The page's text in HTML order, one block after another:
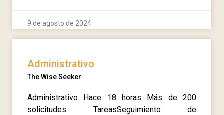
9 de agosto de 2024
Administrativo
The Wise Seeker
Administrativo Hace 18 horas Más de 200
solicitudes TareasSeguimiento de